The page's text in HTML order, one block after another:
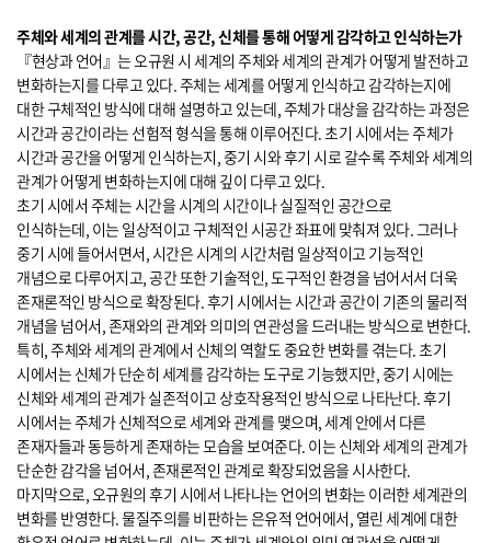
주체와 세계의 관계를 시간, 공간, 신체를 통해 어떻게 감각하고 인식하는가
『현상과 언어』는 오규원 시 세계의 주체와 세계의 관계가 어떻게 발전하고
변화하는지를 다루고 있다. 주체는 세계를 어떻게 인식하고 감각하는지에
대한 구체적인 방식에 대해 설명하고 있는데, 주체가 대상을 감각하는 과정은
시간과 공간이라는 선험적 형식을 통해 이루어진다. 초기 시에서는 주체가
시간과 공간을 어떻게 인식하는지, 중기 시와 후기 시로 갈수록 주체와 세계의
관계가 어떻게 변화하는지에 대해 깊이 다루고 있다.
초기 시에서 주체는 시간을 시계의 시간이나 실질적인 공간으로
인식하는데, 이는 일상적이고 구체적인 시공간 좌표에 맞춰져 있다. 그러나
중기 시에 들어서면서, 시간은 시계의 시간처럼 일상적이고 기능적인
개념으로 다루어지고, 공간 또한 기술적인, 도구적인 환경을 넘어서서 더욱
존재론적인 방식으로 확장된다. 후기 시에서는 시간과 공간이 기존의 물리적
개념을 넘어서, 존재와의 관계와 의미의 연관성을 드러내는 방식으로 변한다.
특히, 주체와 세계의 관계에서 신체의 역할도 중요한 변화를 겪는다. 초기
시에서는 신체가 단순히 세계를 감각하는 도구로 기능했지만, 중기 시에는
신체와 세계의 관계가 실존적이고 상호작용적인 방식으로 나타난다. 후기
시에서는 주체가 신체적으로 세계와 관계를 맺으며, 세계 안에서 다른
존재자들과 동등하게 존재하는 모습을 보여준다. 이는 신체와 세계의 관계가
단순한 감각을 넘어서, 존재론적인 관계로 확장되었음을 시사한다.
마지막으로, 오규원의 후기 시에서 나타나는 언어의 변화는 이러한 세계관의
변화를 반영한다. 물질주의를 비판하는 은유적 언어에서, 열린 세계에 대한